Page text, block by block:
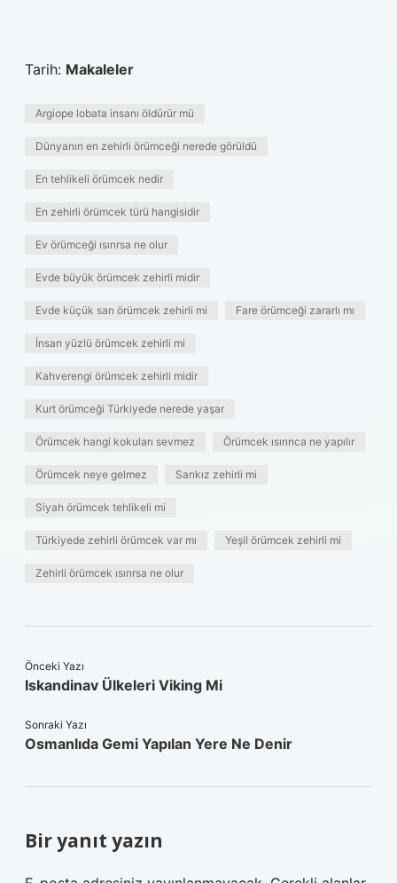
Tarih: Makaleler
Argiope lobata insanı öldürür mü
Dünyanın en zehirli örümceği nerede görüldü
En tehlikeli örümcek nedir
En zehirli örümcek türü hangisidir
Ev örümceği ısırırsa ne olur
Evde büyük örümcek zehirli midir
Evde küçük sarı örümcek zehirli mi Fare örümceği zararlı mı
İnsan yüzlü örümcek zehirli mi
Kahverengi örümcek zehirli midir
Kurt örümceği Türkiyede nerede yaşar
Örümcek hangi kokuları sevmez Örümcek ısırınca ne yapılır
Örümcek neye gelmez Sarıkız zehirli mi
Siyah örümcek tehlikeli mi
Türkiyede zehirli örümcek var mı Yeşil örümcek zehirli mi
Zehirli örümcek ısırırsa ne olur
Önceki Yazı
Iskandinav Ülkeleri Viking Mi
Sonraki Yazı
Osmanlıda Gemi Yapılan Yere Ne Denir
Bir yanıt yazın